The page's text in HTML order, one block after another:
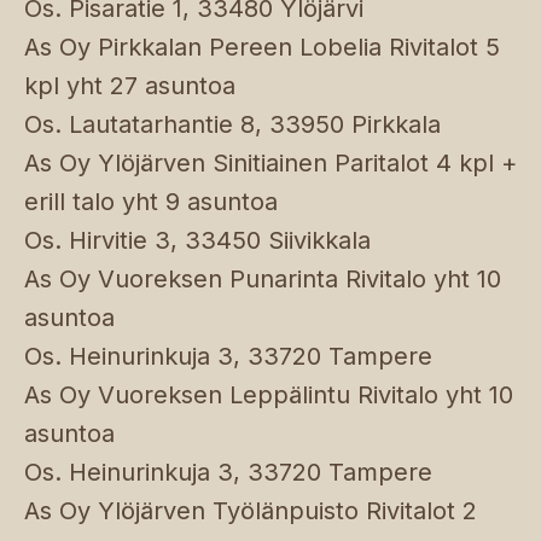
Os. Pisaratie 1, 33480 Ylöjärvi
As Oy Pirkkalan Pereen Lobelia Rivitalot 5
kpl yht 27 asuntoa
Os. Lautatarhantie 8, 33950 Pirkkala
As Oy Ylöjärven Sinitiainen Paritalot 4 kpl +
erill talo yht 9 asuntoa
Os. Hirvitie 3, 33450 Siivikkala
As Oy Vuoreksen Punarinta Rivitalo yht 10
asuntoa
Os. Heinurinkuja 3, 33720 Tampere
As Oy Vuoreksen Leppälintu Rivitalo yht 10
asuntoa
Os. Heinurinkuja 3, 33720 Tampere
As Oy Ylöjärven Työlänpuisto Rivitalot 2